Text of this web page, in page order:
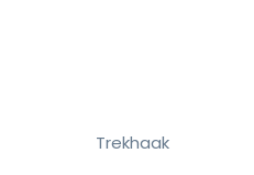
Trekhaak